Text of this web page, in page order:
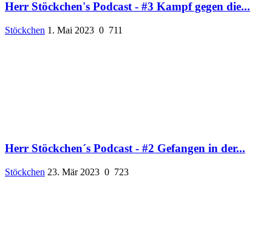
Herr Stöckchen's Podcast - #3 Kampf gegen die...
Stöckchen 1. Mai 2023 0 711
Herr Stöckchen´s Podcast - #2 Gefangen in der...
Stöckchen 23. Mär 2023 0 723